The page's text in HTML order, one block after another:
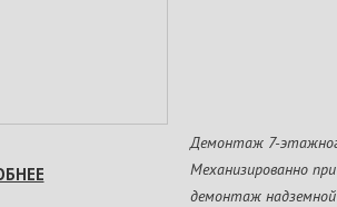
Демонтаж 7-
Механизированно
демонтаж надземной